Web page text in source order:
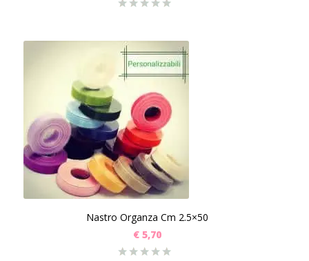
Nastro Organza Cm 2.5×50
€ 5,70